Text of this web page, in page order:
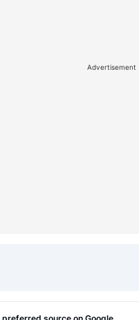
Advertisement